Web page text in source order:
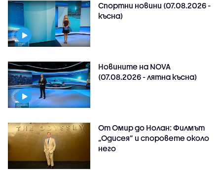
Спортни новини (07.08.2026 -
късна)
Новините на NOVA
(07.08.2026 - лятна късна)
От Омир до Нолан: Филмът
„Одисея” и споровете около
него